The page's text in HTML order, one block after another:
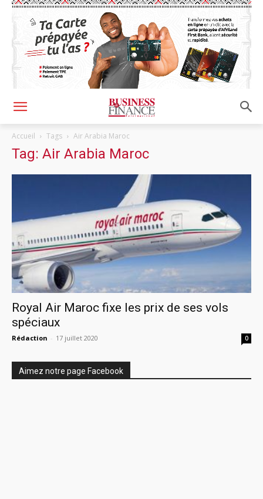
Accueil Tags Air Arabia Maroc
Tag: Air Arabia Maroc
Royal Air Maroc fixe les prix de ses vols
spéciaux
Rédaction - 17 juillet 2020 0
Aimez notre page Facebook